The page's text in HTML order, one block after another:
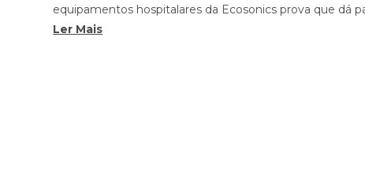
equipamentos hospitalares da Ecosonics prova que dá
Ler Mais